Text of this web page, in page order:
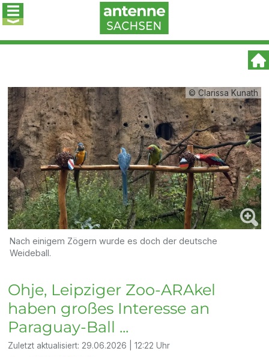
© Clarissa Kunath
Nach einigem Zögern wurde es doch der deutsche
Weideball.
Ohje, Leipziger Zoo-ARAkel
haben großes Interesse an
Paraguay-Ball ...
Zuletzt aktualisiert: 29.06.2026 | 12:22 Uhr